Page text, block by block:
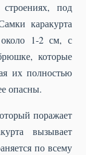
под
каракурта
1-2 см, с
которые
их полностью
опасны.
поражает
вызывает
по всему